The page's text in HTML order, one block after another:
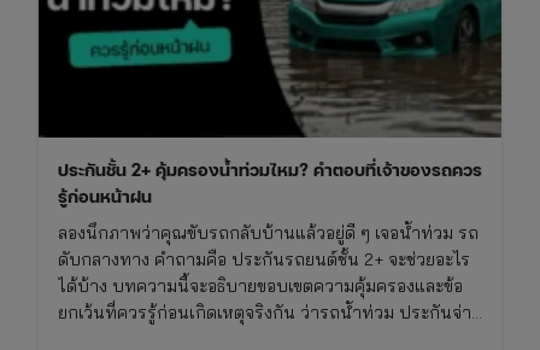
ประกันชั้น 2+ คุ้มครองน้ำท่วมไหม? คำตอบที่เจ้าของรถควร
รู้ก่อนหน้าฝน
ลองนึกภาพว่าคุณขับรถกลับบ้านแล้วอยู่ดี ๆ เจอน้ำท่วม รถ
ดับกลางทาง คำถามคือ ประกันรถยนต์ชั้น 2+ จะช่วยอะไร
ได้บ้าง บทความนี้จะอธิบายขอบเขตความคุ้มครองและข้อ
ยกเว้นที่ควรรู้ก่อนเกิดเหตุจริงกัน ว่ารถน้ําท่วม ประกันจ่าย